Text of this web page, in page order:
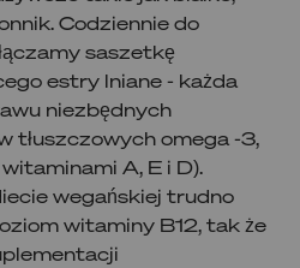
Codziennie do
saszetkę
estry lniane - każda
niezbędnych
tłuszczowych omega -3,
A, E i D).
wegańskiej trudno
witaminy B12, tak że